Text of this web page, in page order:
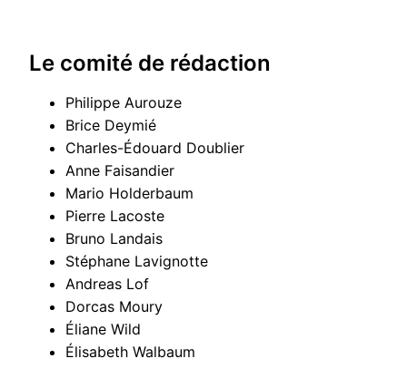
Le comité de rédaction
Philippe Aurouze
Brice Deymié
Charles-Édouard Doublier
Anne Faisandier
Mario Holderbaum
Pierre Lacoste
Bruno Landais
Stéphane Lavignotte
Andreas Lof
Dorcas Moury
Éliane Wild
Élisabeth Walbaum